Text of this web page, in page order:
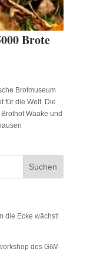
Brote
Brotmuseum
für die Welt. Die
Waake und
die Ecke wächst!
des GiW-